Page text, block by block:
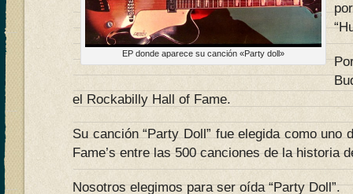
EP donde aparece su canción «Party doll»
el Rockabilly Hall of Fame.
Su canción “Party Doll” fue elegida como uno
Fame’s entre las 500 canciones de la historia
Nosotros elegimos para ser oída “Party Doll”.